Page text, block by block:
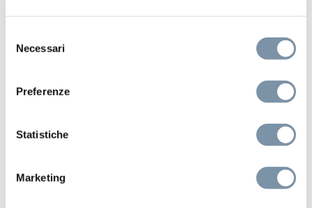
delNecessari
Preferenze
Statistiche
Marketing